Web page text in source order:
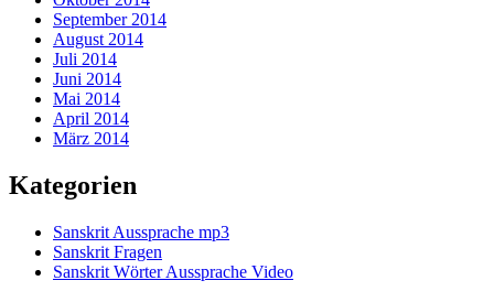
September 2014
August 2014
Juli 2014
Juni 2014
Mai 2014
April 2014
März 2014
Kategorien
Sanskrit Aussprache mp3
Sanskrit Fragen
Sanskrit Wörter Aussprache Video